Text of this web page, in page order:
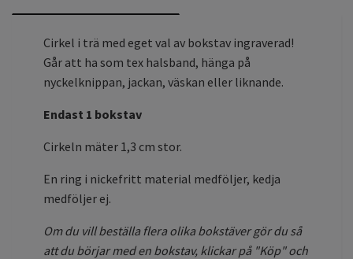
Cirkel i trä med eget val av bokstav ingraverad!
Går att ha som tex halsband, hänga på
nyckelknippan, jackan, väskan eller liknande.
Endast 1 bokstav
Cirkeln mäter 1,3 cm stor.
En ring i nickefritt material medföljer, kedja
medföljer ej.
Om du vill beställa flera olika bokstäver gör du så
att du börjar med en bokstav, klickar på "Köp" och